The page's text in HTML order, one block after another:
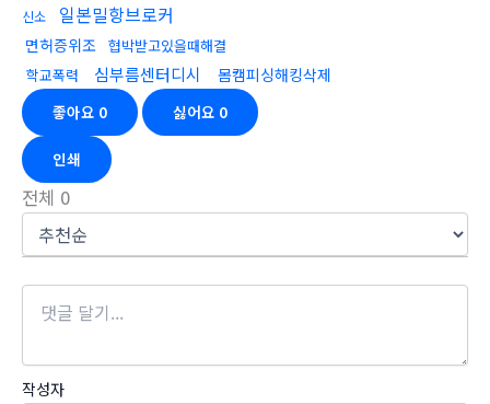
신소
일본밀항브로커
면허증위조 협박받고있을때해결
학교폭력
심부름센터디시
몸캠피싱해킹삭제
좋아요 0 싫어요 0
인쇄
전체 0
작성자